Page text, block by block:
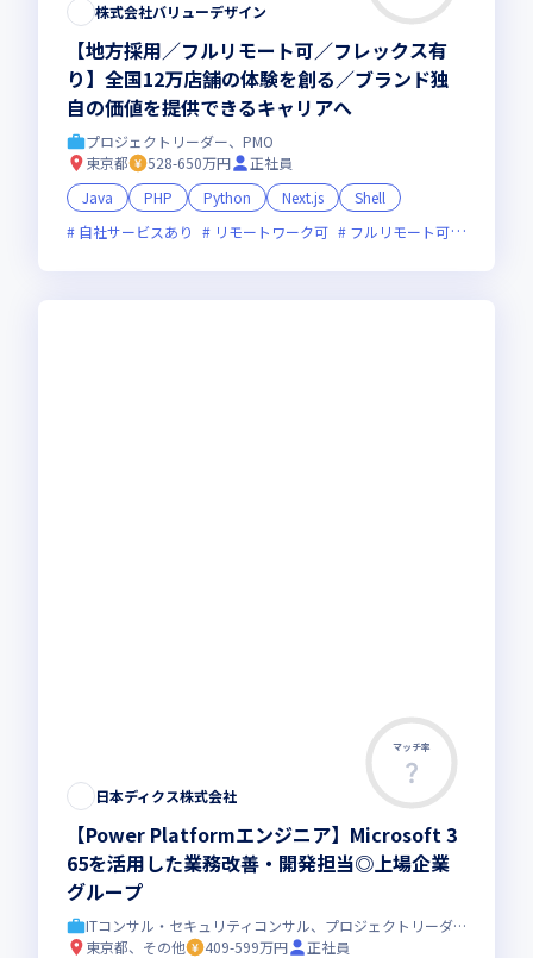
株式会社バリューデザイン
【地方採用／フルリモート可／フレックス有
り】全国12万店舗の体験を創る／ブランド独
自の価値を提供できるキャリアへ
プロジェクトリーダー、PMO
東京都
528-650万円
正社員
Java
PHP Python Next.js
Shell
自社サービスあり
リモートワーク可 フルリモート可
マッチ率
日本ディクス株式会社
【Power Platformエンジニア】Microsoft 3
65を活用した業務改善・開発担当◎上場企業
グループ
ITコンサル・セキュリティコンサル、プロジェクトリーダー
東京都、その他
409-599万円
正社員